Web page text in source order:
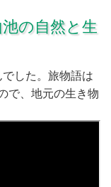
の自然と生
した。旅物語は
で、地元の生き物